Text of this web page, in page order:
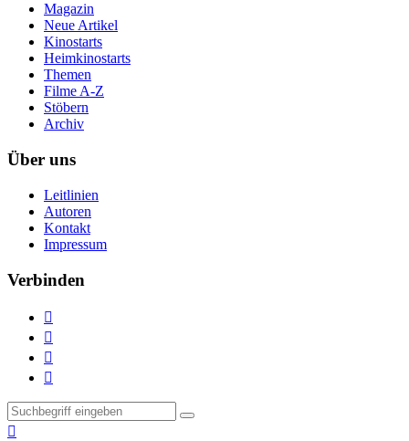
Magazin
Neue Artikel
Kinostarts
Heimkinostarts
Themen
Filme A-Z
Stöbern
Archiv
Über uns
Leitlinien
Autoren
Kontakt
Impressum
Verbinden




